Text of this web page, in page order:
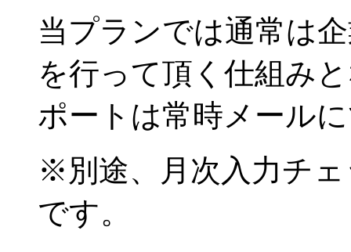
当プランでは通常は
を行って頂く仕組み
ポートは常時メール
※別途、月次入力チ
です。